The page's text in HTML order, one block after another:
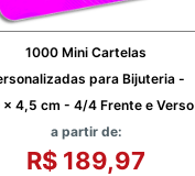
1000 Mini Cartelas
para Bijuteria -
4,5 cm - 4/4 Frente e Verso
a partir de:
R$ 189,97